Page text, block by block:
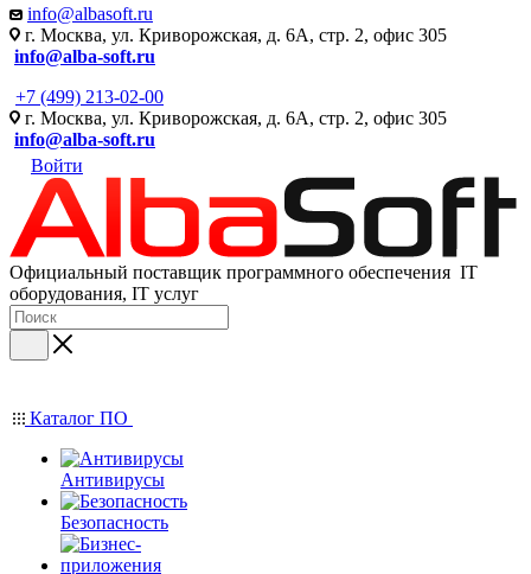
info@albasoft.ru
г. Москва, ул. Криворожская, д. 6А, стр. 2, офис 305
info@alba-soft.ru
+7 (499) 213-02-00
г. Москва, ул. Криворожская, д. 6А, стр. 2, офис 305
info@alba-soft.ru
Войти
Официальный поставщик программного обеспечения IT
оборудования, IT услуг
Каталог ПО
Антивирусы
Безопасность